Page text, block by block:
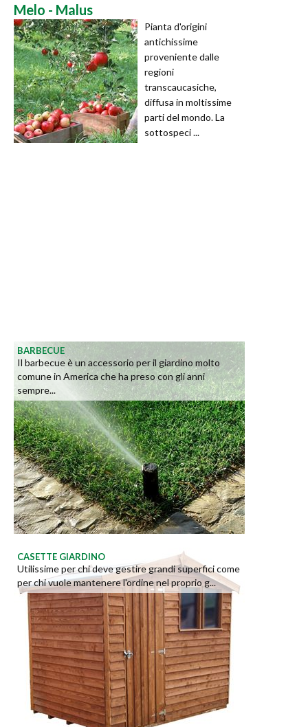
Melo - Malus
Pianta d'origini
antichissime
proveniente dalle
regioni
transcaucasiche,
diffusa in moltissime
parti del mondo. La
sottospeci ...
BARBECUE
Il barbecue è un accessorio per il giardino molto
comune in America che ha preso con gli anni
sempre...
CASETTE GIARDINO
Utilissime per chi deve gestire grandi superfici come
per chi vuole mantenere l'ordine nel proprio g...